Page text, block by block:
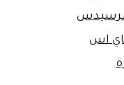
مرسيدس
اس